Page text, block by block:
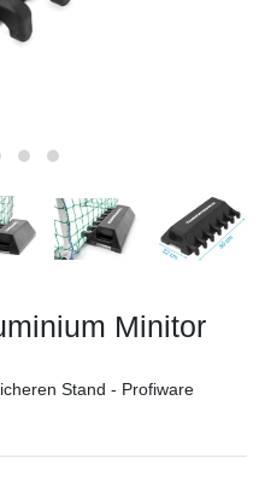
Minitor
Stand - Profiware